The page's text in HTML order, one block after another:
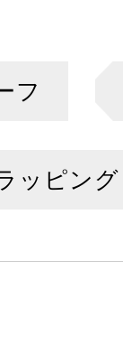
フ
ッピング